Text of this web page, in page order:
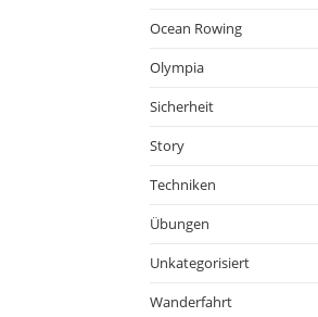
Ocean Rowing
Olympia
Sicherheit
Story
Techniken
Übungen
Unkategorisiert
Wanderfahrt